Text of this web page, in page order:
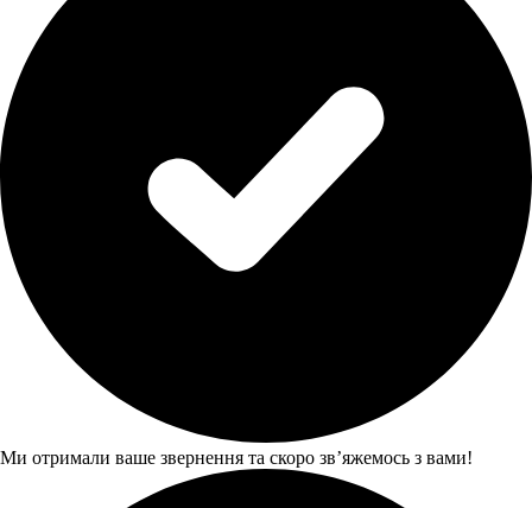
Ми отримали ваше звернення та скоро звʼяжемось з вами!